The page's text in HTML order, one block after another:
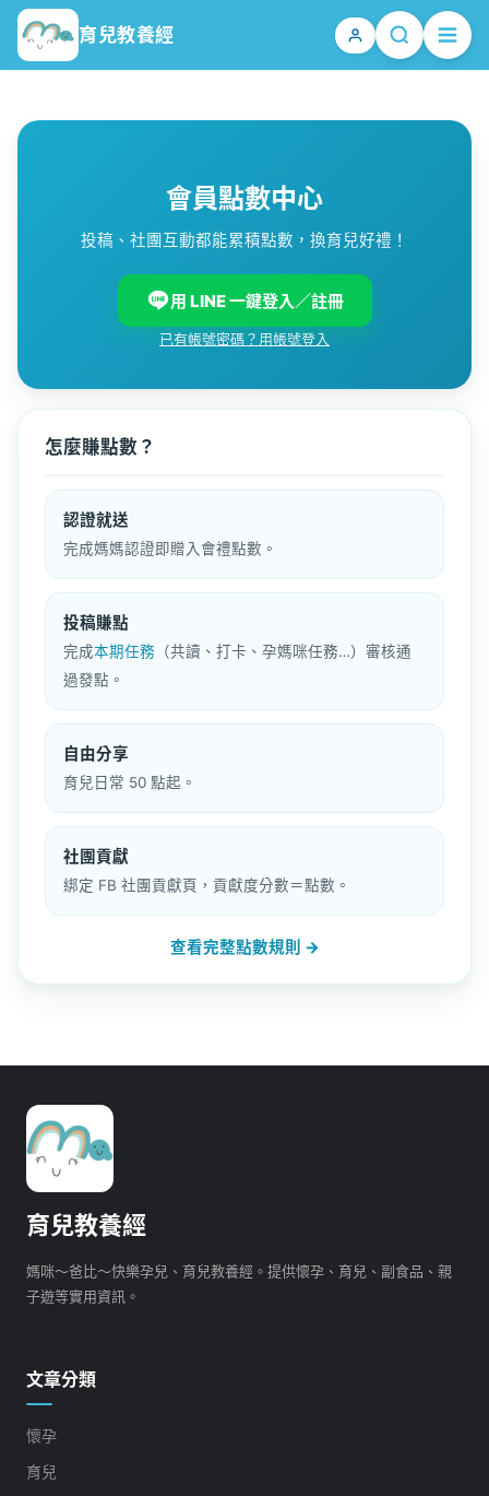
育兒教養經
會員點數中心
投稿、社團互動都能累積點數，換育兒好禮！
用 LINE 一鍵登入／註冊
已有帳號密碼？用帳號登入
怎麼賺點數？
認證就送
完成媽媽認證即贈入會禮點數。
投稿賺點
完成本期任務 （共讀、打卡、孕媽咪任務…）審核通
過發點。
自由分享
育兒日常 50 點起。
社團貢獻
綁定 FB 社團貢獻頁，貢獻度分數＝點數。
查看完整點數規則 →
育兒教養經
媽咪～爸比～快樂孕兒、育兒教養經。提供懷孕、育兒、副食品、親
子遊等實用資訊。
文章分類
懷孕
育兒